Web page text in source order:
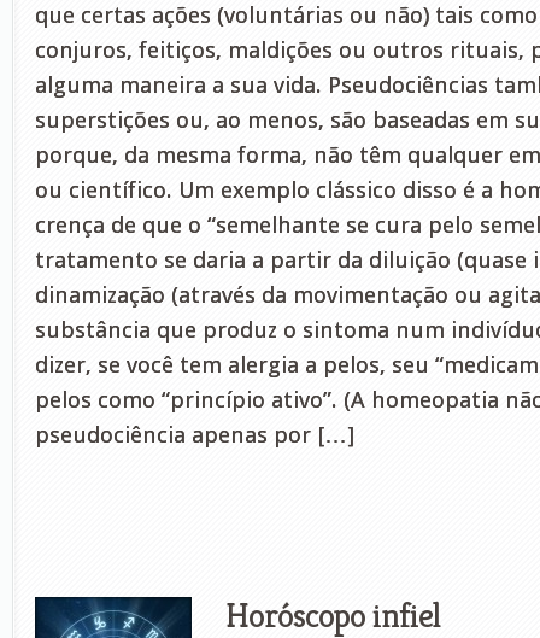
que certas ações (voluntárias ou não) tais
conjuros, feitiços, maldições ou outros rituais,
alguma maneira a sua vida. Pseudociências
superstições ou, ao menos, são baseadas em
porque, da mesma forma, não têm qualquer
ou científico. Um exemplo clássico disso é a
crença de que o “semelhante se cura pelo
tratamento se daria a partir da diluição (quase
dinamização (através da movimentação ou
substância que produz o sintoma num
dizer, se você tem alergia a pelos, seu
pelos como “princípio ativo”. (A homeopatia
pseudociência apenas por […]
Horóscopo infiel